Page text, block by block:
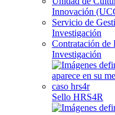
Innovación
Servicio de
Investigación
Contratación de
Investigación
Sello HRS4R